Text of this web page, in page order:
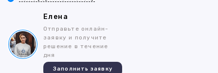
Елена
Отправьте онлайн-
заявку и получите
решение в течение
дня
Заполнить заявку